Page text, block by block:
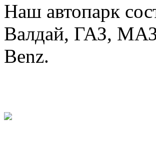
Наш автопарк
Валдай, ГАЗ,
Benz.